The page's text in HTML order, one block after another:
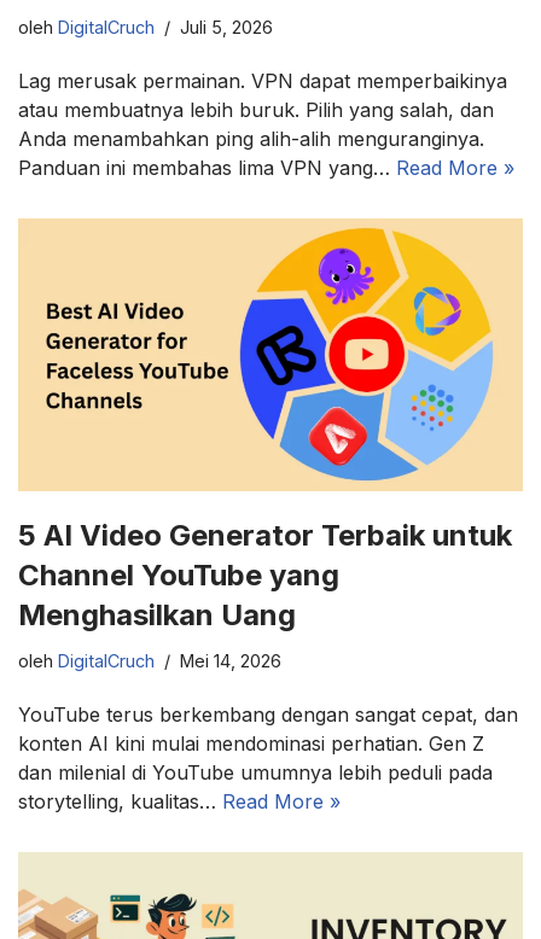
oleh DigitalCruch Juli 5, 2026
Lag merusak permainan. VPN dapat memperbaikinya
atau membuatnya lebih buruk. Pilih yang salah, dan
Anda menambahkan ping alih-alih menguranginya.
Panduan ini membahas lima VPN yang… Read More »
5 AI Video Generator Terbaik untuk
Channel YouTube yang
Menghasilkan Uang
oleh DigitalCruch Mei 14, 2026
YouTube terus berkembang dengan sangat cepat, dan
konten AI kini mulai mendominasi perhatian. Gen Z
dan milenial di YouTube umumnya lebih peduli pada
storytelling, kualitas… Read More »